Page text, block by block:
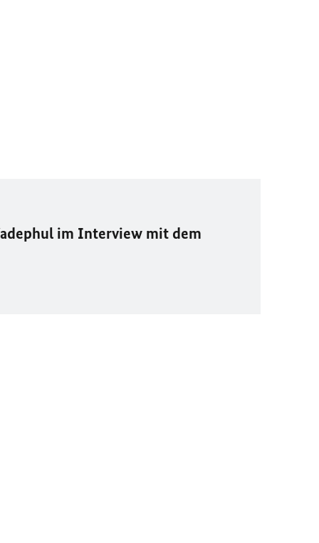
im Interview mit dem